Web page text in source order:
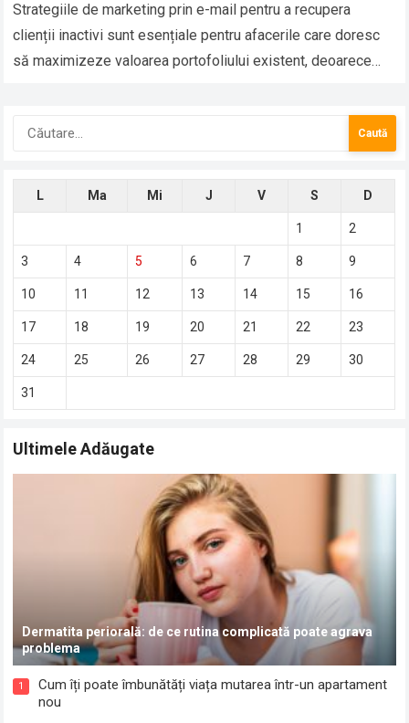
Strategiile de marketing prin e-mail pentru a recupera
clienții inactivi sunt esențiale pentru afacerile care doresc
să maximizeze valoarea portofoliului existent, deoarece
Caută
L Ma Mi J V S D
1 2
3 4 5 6 7 8 9
10 11 12 13 14 15 16
17 18 19 20 21 22 23
24 25 26 27 28 29 30
31
Ultimele Adăugate
Dermatita periorală: de ce rutina complicată poate agrava
problema
1
Cum îți poate îmbunătăți viața mutarea într-un apartament
nou